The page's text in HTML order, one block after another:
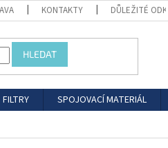
KONTAKTY DŮLEŽITÉ
HLEDAT
FILTRY SPOJOVACÍ MATERIÁL